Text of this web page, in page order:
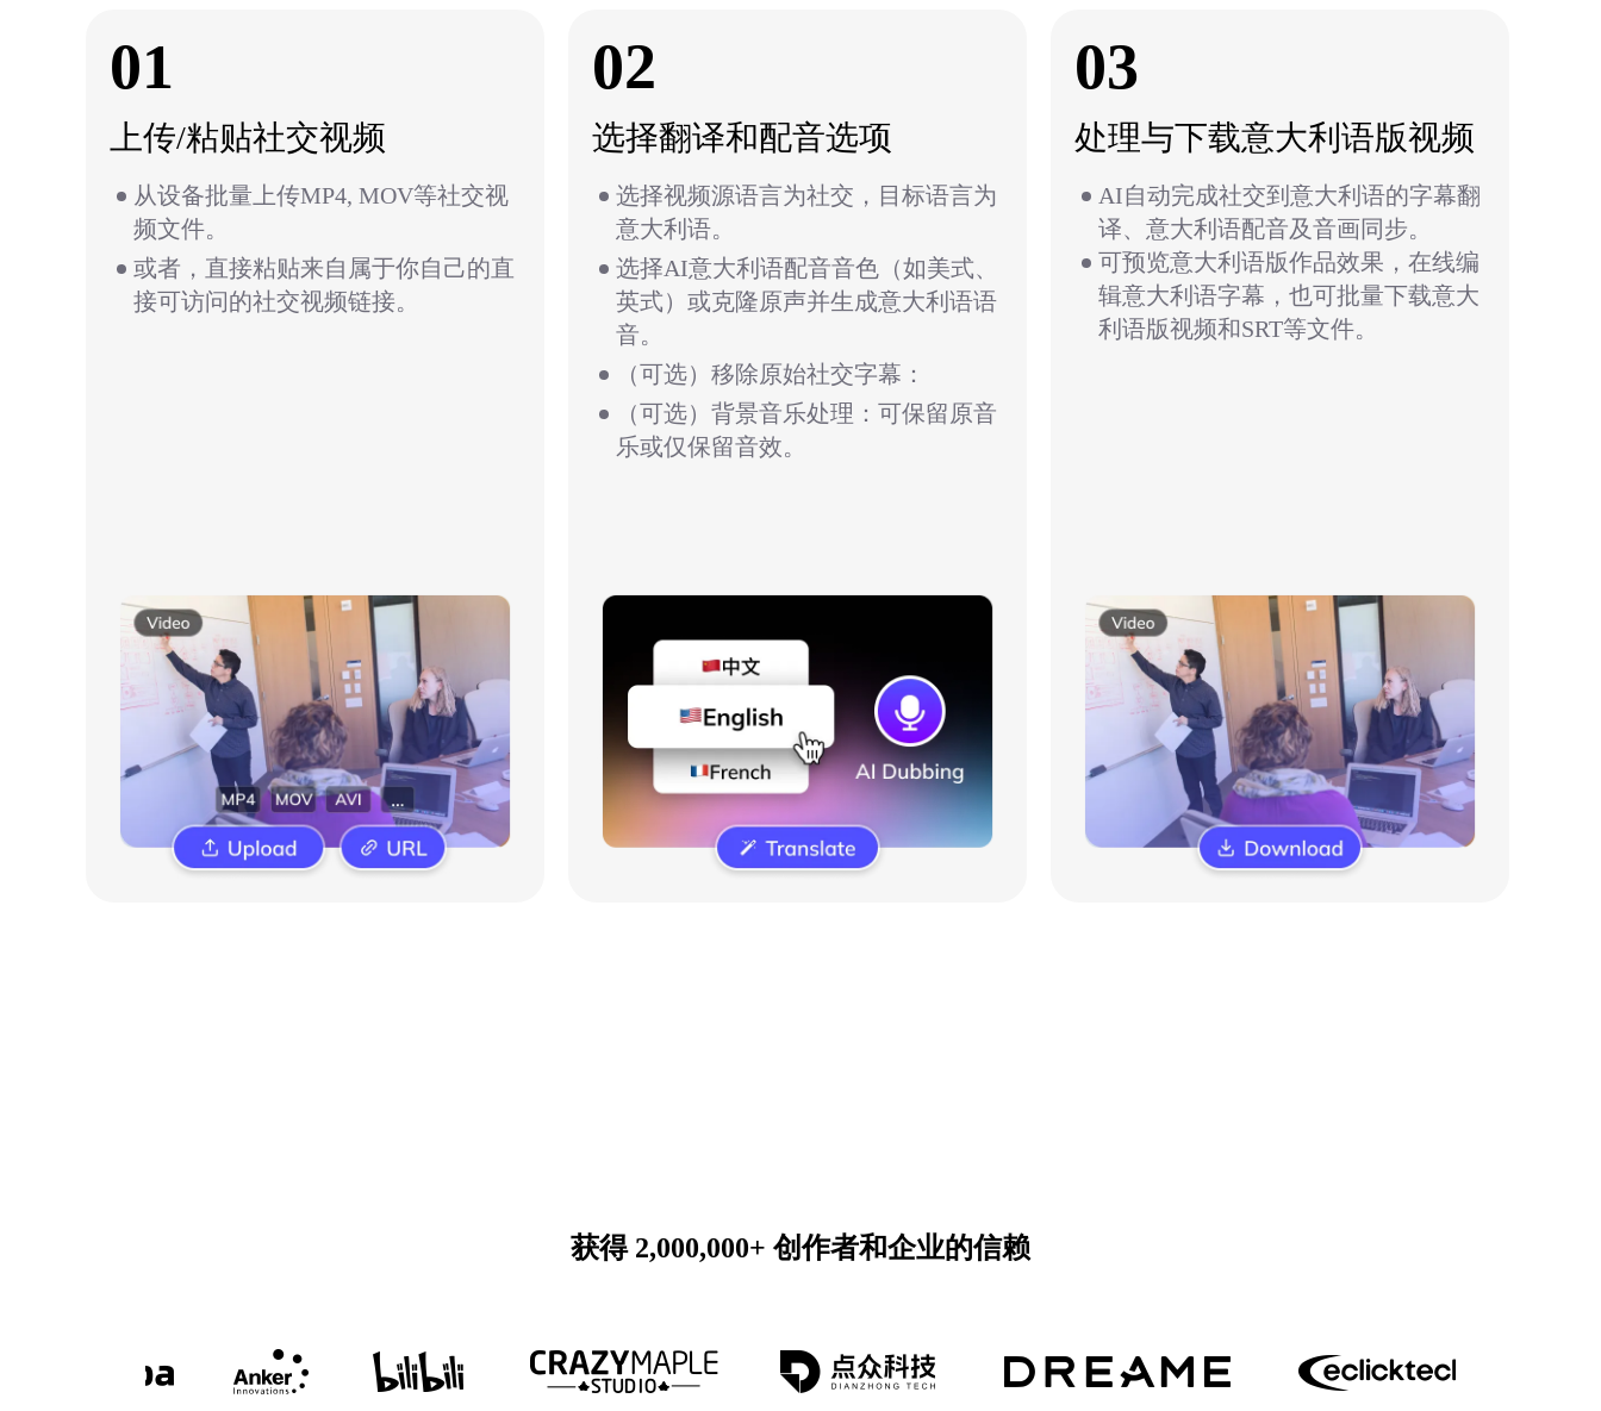
01
上传/粘贴社交视频
从设备批量上传MP4, MOV等社交视
频文件。
或者，直接粘贴来自属于你自己的直
接可访问的社交视频链接。
02
选择翻译和配音选项
选择视频源语言为社交，目标语言为
意大利语。
选择AI意大利语配音音色（如美式、
英式）或克隆原声并生成意大利语语
音。
（可选）移除原始社交字幕：
（可选）背景音乐处理：可保留原音
乐或仅保留音效。
03
处理与下载意大利语版视频
AI自动完成社交到意大利语的字幕翻
译、意大利语配音及音画同步。
可预览意大利语版作品效果，在线编
辑意大利语字幕，也可批量下载意大
利语版视频和SRT等文件。
获得 2,000,000+ 创作者和企业的信赖